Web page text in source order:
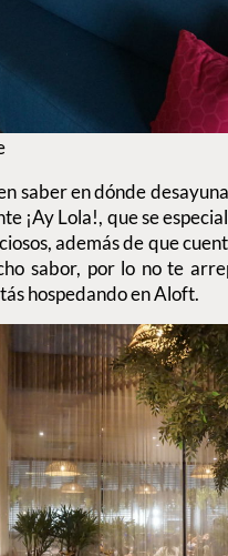
saber en dónde
¡Ay Lola!, que se
además de que
sabor, por lo no te
hospedando en Aloft.